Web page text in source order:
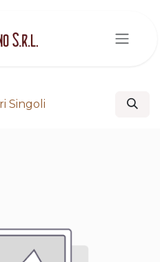
Singoli